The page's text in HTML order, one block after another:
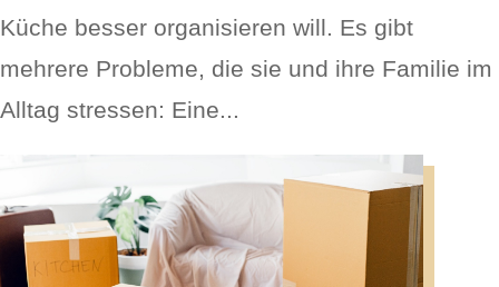
Küche besser organisieren will. Es gibt
mehrere Probleme, die sie und ihre Familie im
Alltag stressen: Eine...